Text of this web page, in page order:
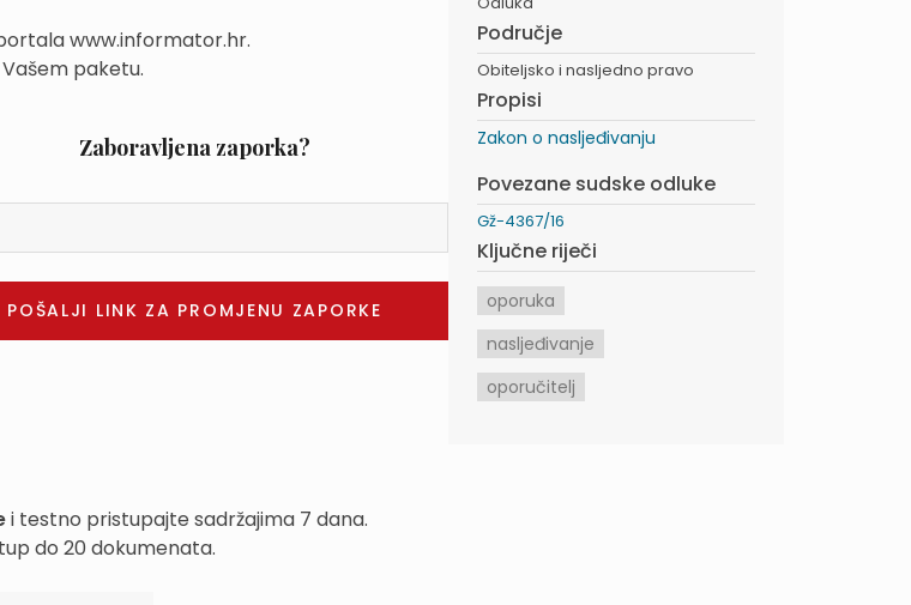
www.informator.hr.
paketu.
Zaboravljena zaporka?
i testno pristupajte sadržajima 7 dana.
do 20 dokumenata.
Područje
Obiteljsko i nasljedno pravo
Propisi
Zakon o nasljeđivanju
Povezane sudske odluke
Gž-4367/16
Ključne riječi
oporuka
nasljeđivanje
oporučitelj